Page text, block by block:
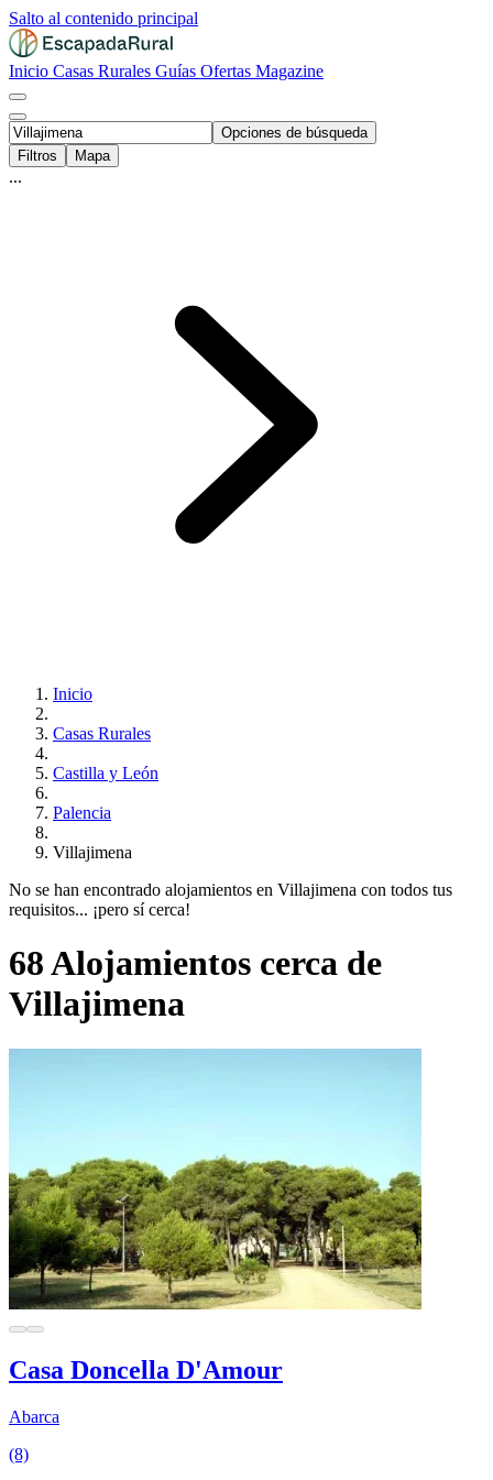
Salto al contenido principal
Inicio Casas Rurales Guías Ofertas Magazine
Opciones de búsqueda
Filtros
Mapa
...
Inicio
Casas Rurales
Castilla y León
Palencia
Villajimena
No se han encontrado alojamientos en Villajimena con todos tus
requisitos... ¡pero sí cerca!
68 Alojamientos cerca de
Villajimena
Casa Doncella D'Amour
Abarca
(8)